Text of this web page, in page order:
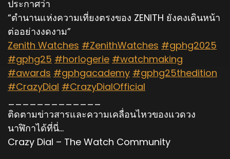
ประกาศว่า
“ตำนานแห่งความเที่ยงตรงของ ZENITH ยังคงเดินหน้า
ต่ออย่างงดงาม”
Zenith Watches #ZenithWatches #gphg2025
#gphg25 #horlogerie #watchmaking
#awards #gphgacademy #gphg25thedition
#CrazyDial #CrazyDialOfficial
ติดตามข่าวสารและความเคลื่อนไหวของแวดวง
นาฬิกาได้ที่นี่…
Crazy Dial – The Watch Community